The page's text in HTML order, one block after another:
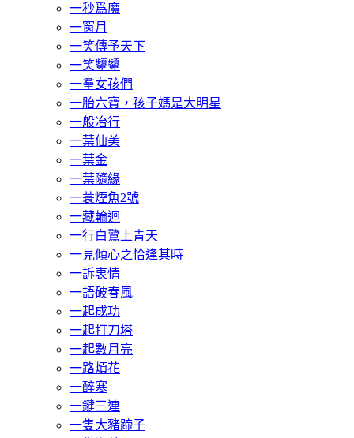
一秒爲魔
一窗月
一笑傳予天下
一笑顰顰
一羣女孩們
一胎六寶，孩子媽是大明星
一般冶行
一葉仙美
一葉金
一葉隨緣
一蓑煙魚2號
一藏輪迴
一行白鷺上青天
一見傾心之恰逢其時
一訴衷情
一語破春風
一起成功
一起打刀塔
一起數月亮
一路煩花
一醉寒
一鍵三連
一隻大豬蹄子